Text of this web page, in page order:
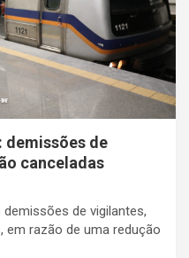
demissões de
canceladas
de vigilantes,
razão de uma redução